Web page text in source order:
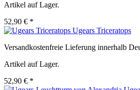
Artikel auf Lager.
52,90 € *
Ugears Triceratops
Versandkostenfreie Lieferung innerhalb
Artikel auf Lager.
52,90 € *